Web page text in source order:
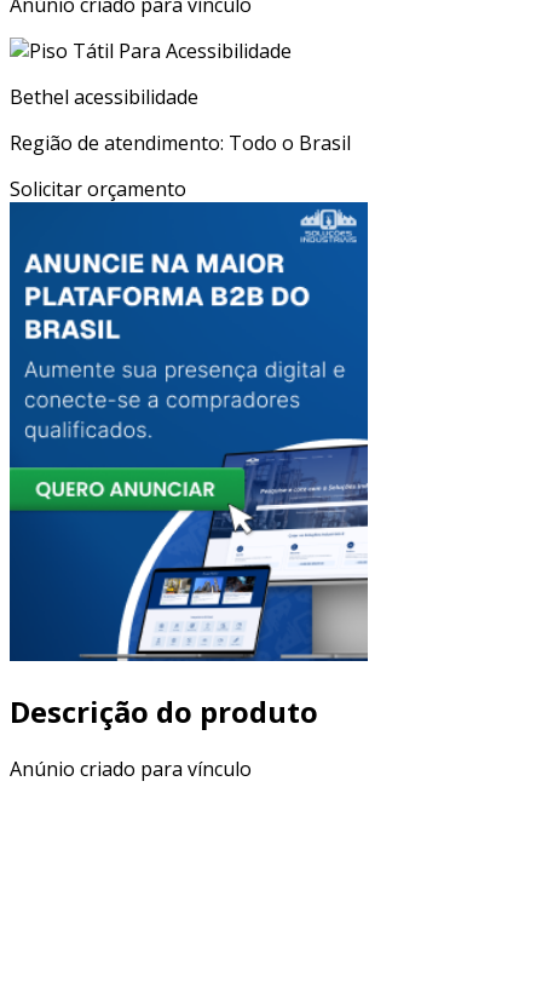
Bethel acessibilidade
Região de atendimento: Todo o Brasil
Solicitar orçamento
Descrição do produto
Anúnio criado para vínculo